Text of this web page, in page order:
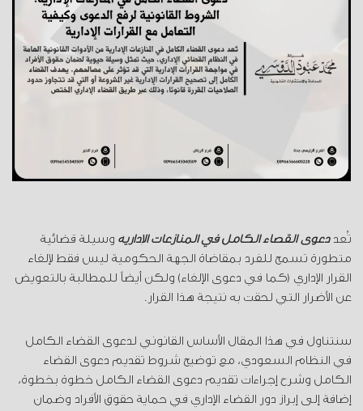
تُعددعوى القضاء الكامل في المنازعات الإدارية وسيلة قضائية
متطورة تسمح للفرد بمقاضاة الجهة الحكومية ليس فقط لإلغاء
القرار الإداري (كما في دعوى الإلغاء) ولكن أيضاً للمطالبة بالتعويض
عن الأضرار التي لحقت به نتيجة هذا القرار.
سنتناول في هذا المقال الأساس القانوني لدعوى القضاء الكامل
في النظام السعودي، مع توضيح شروط تقديم دعوى القضاء
الكامل وشرح إجراءات تقديم دعوى القضاء الكامل خطوة بخطوة،
إضافة إلى إبراز دور القضاء الإداري في حماية حقوق الأفراد وضمان